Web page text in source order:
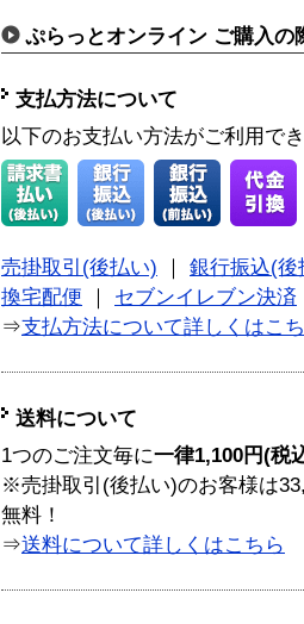
ぷらっとオンライン ご購入の
支払方法について
以下のお支払い方法がご利用で
売掛取引(後払い)
銀行振込(後
換宅配便
セブンイレブン決済
⇒支払方法について詳しくはこ
送料について
1つのご注文毎に一律1,100円(税
※売掛取引(後払い)のお客様は
無料！
⇒送料について詳しくはこちら